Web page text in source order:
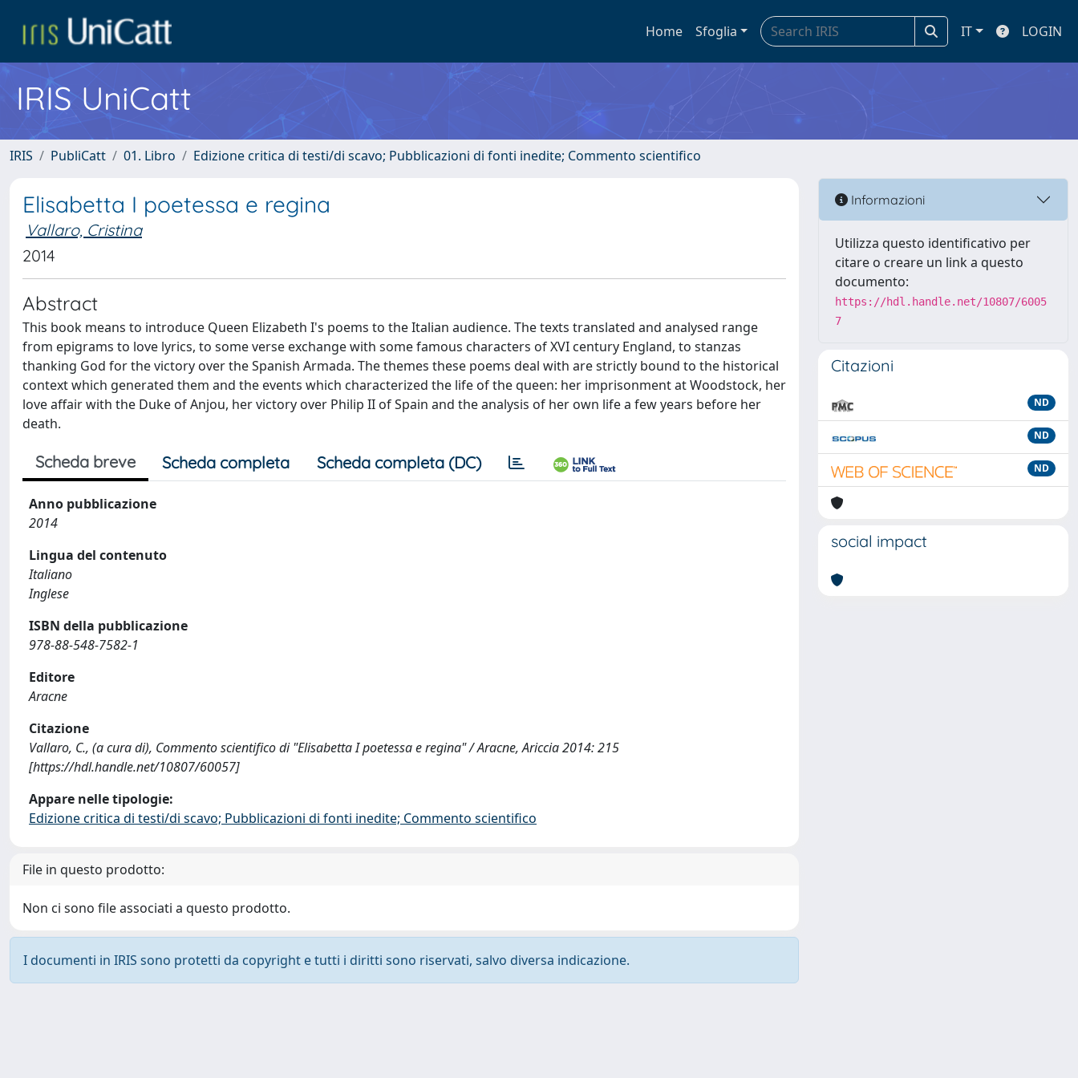
Home Sfoglia IT LOGIN
IRIS UniCatt
IRIS PubliCatt 01. Libro Edizione critica di testi/di scavo; Pubblicazioni di fonti inedite; Commento scientifico
Elisabetta I poetessa e regina
Vallaro, Cristina
2014
Abstract
This book means to introduce Queen Elizabeth I's poems to the Italian audience. The texts translated and analysed range
from epigrams to love lyrics, to some verse exchange with some famous characters of XVI century England, to stanzas
thanking God for the victory over the Spanish Armada. The themes these poems deal with are strictly bound to the historical
context which generated them and the events which characterized the life of the queen: her imprisonment at Woodstock, her
love affair with the Duke of Anjou, her victory over Philip II of Spain and the analysis of her own life a few years before her
death.
Scheda breve Scheda completa Scheda completa (DC)
Anno pubblicazione
2014
Lingua del contenuto
Italiano
Inglese
ISBN della pubblicazione
978-88-548-7582-1
Editore
Aracne
Citazione
Vallaro, C., (a cura di), Commento scientifico di "Elisabetta I poetessa e regina" / Aracne, Ariccia 2014: 215
[https://hdl.handle.net/10807/60057]
Appare nelle tipologie:
Edizione critica di testi/di scavo; Pubblicazioni di fonti inedite; Commento scientifico
File in questo prodotto:
Non ci sono file associati a questo prodotto.
I documenti in IRIS sono protetti da copyright e tutti i diritti sono riservati, salvo diversa indicazione.
Informazioni
Utilizza questo identificativo per
citare o creare un link a questo
documento:
https://hdl.handle.net/10807/6005
7
Citazioni
ND
ND
ND
social impact